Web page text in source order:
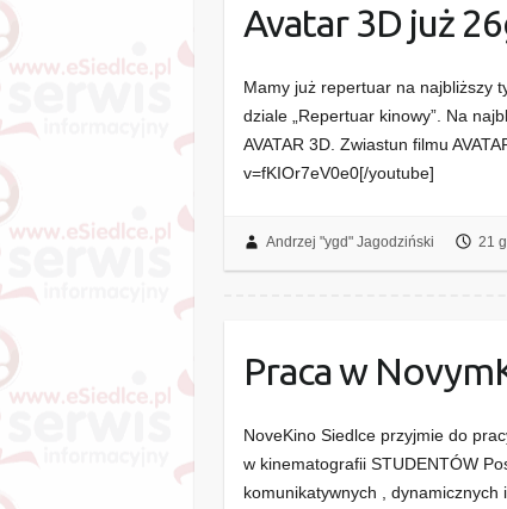
Avatar 3D już
Mamy już repertuar na najbliższy
dziale „Repertuar kinowy”. Na
AVATAR 3D. Zwiastun filmu
v=fKIOr7eV0e0[/youtube]
Andrzej "ygd" Jagodziński 21
Praca w
NoveKino Siedlce przyjmie do
w kinematografii STUDENTÓW
komunikatywnych , dynamicznych